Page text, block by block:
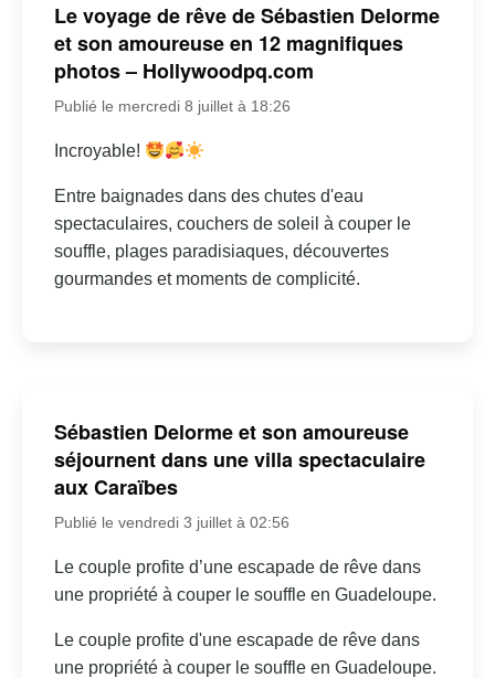
Le voyage de rêve de Sébastien Delorme
et son amoureuse en 12 magnifiques
photos – Hollywoodpq.com
Publié le mercredi 8 juillet à 18:26
Incroyable!
Entre baignades dans des chutes d'eau
spectaculaires, couchers de soleil à couper le
souffle, plages paradisiaques, découvertes
gourmandes et moments de complicité.
Sébastien Delorme et son amoureuse
séjournent dans une villa spectaculaire
aux Caraïbes
Publié le vendredi 3 juillet à 02:56
Le couple profite d’une escapade de rêve dans
une propriété à couper le souffle en Guadeloupe.
Le couple profite d'une escapade de rêve dans
une propriété à couper le souffle en Guadeloupe.